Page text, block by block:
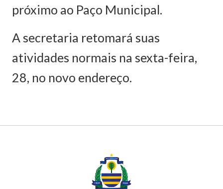
próximo ao Paço Municipal.
A secretaria retomará suas
atividades normais na sexta-feira,
28, no novo endereço.